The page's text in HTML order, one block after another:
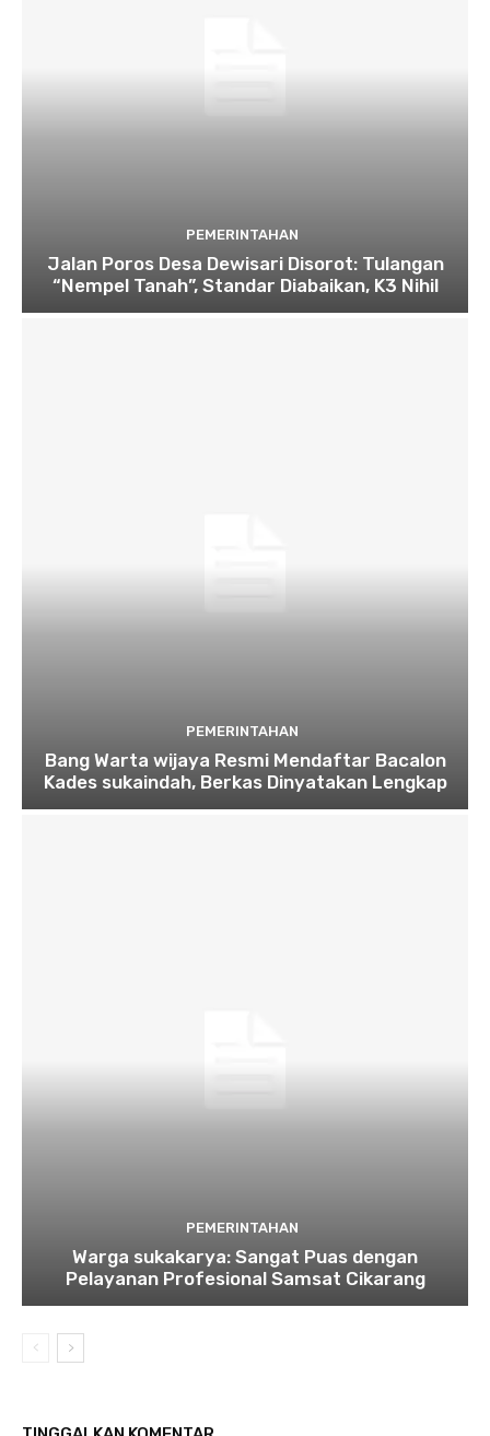
PEMERINTAHAN
Jalan Poros Desa Dewisari Disorot: Tulangan
“Nempel Tanah”, Standar Diabaikan, K3 Nihil
PEMERINTAHAN
Bang Warta wijaya Resmi Mendaftar Bacalon
Kades sukaindah, Berkas Dinyatakan Lengkap
PEMERINTAHAN
Warga sukakarya: Sangat Puas dengan
Pelayanan Profesional Samsat Cikarang